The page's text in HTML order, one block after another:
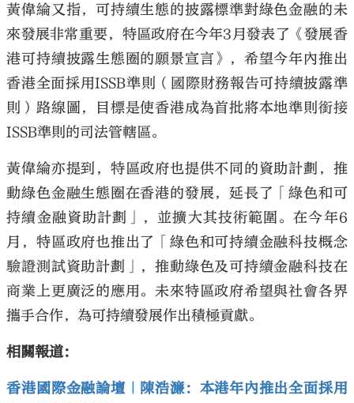
黃偉綸又指，可持續生態的披露標準對綠色金融的未
來發展非常重要，特區政府在今年3月發表了《發展香
港可持續披露生態圈的願景宣言》，希望今年內推出
香港全面採用ISSB準則（國際財務報告可持續披露準
則）路線圖，目標是使香港成為首批將本地準則銜接
ISSB準則的司法管轄區。
黃偉綸亦提到，特區政府也提供不同的資助計劃，推
動綠色金融生態圈在香港的發展，延長了「綠色和可
持續金融資助計劃」，並擴大其技術範圍。在今年6
月，特區政府也推出了「綠色和可持續金融科技概念
驗證測試資助計劃」，推動綠色及可持續金融科技在
商業上更廣泛的應用。未來特區政府希望與社會各界
攜手合作，為可持續發展作出積極貢獻。
相關報道：
香港國際金融論壇｜陳浩濂：本港年內推出全面採用